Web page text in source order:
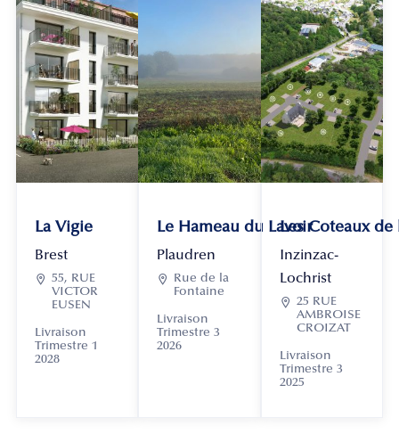
La Vigie
Brest
 55, RUE
VICTOR
EUSEN
Livraison
Trimestre 1
2028
Le Hameau du Lavoir
Plaudren

Rue de la
Fontaine
Livraison
Trimestre 3
2026
Les Coteaux
Inzinzac-
Lochrist
 25 RUE
AMBROISE
CROIZAT
Livraison
Trimestre 3
2025